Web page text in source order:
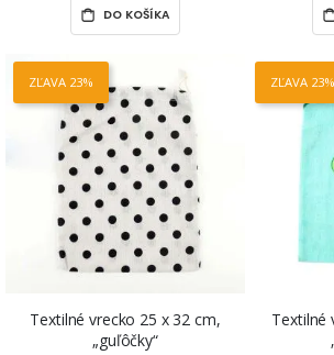
DO KOŠÍKA
ZĽAVA 23%
Textilné vrecko 25 x 32 cm,
„guľôčky“
ZĽAVA 23%
Textilné